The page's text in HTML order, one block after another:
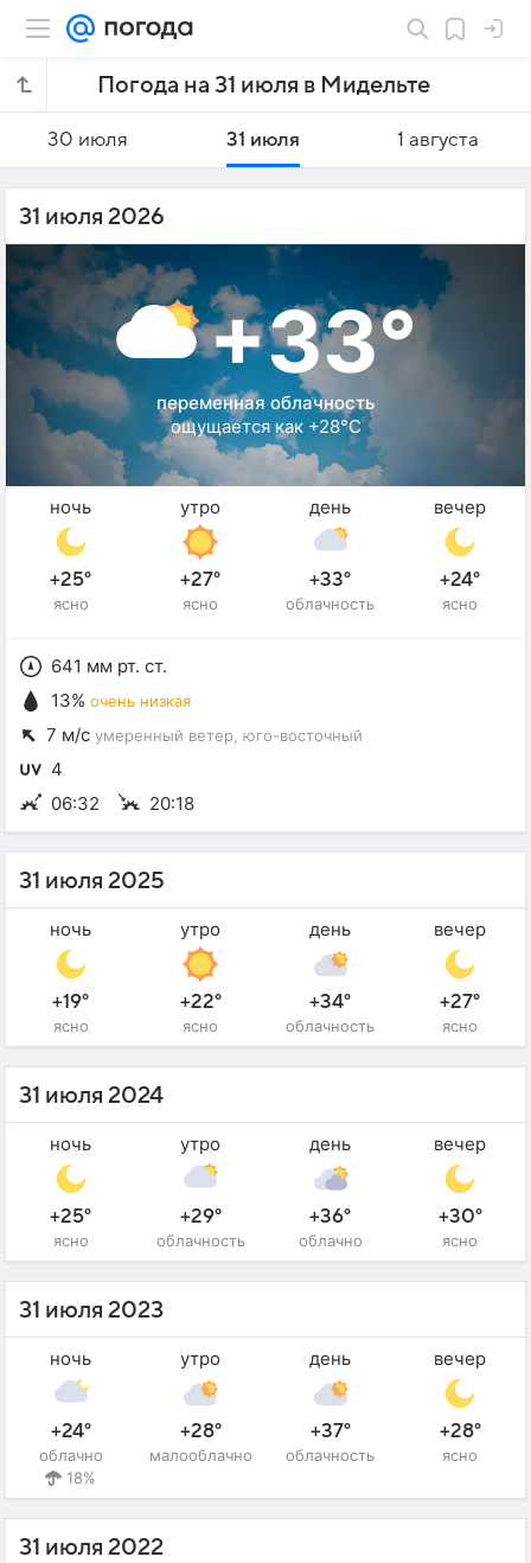
Погода на 31 июля в Мидельте
30 июля 31 июля 1 августа
31 июля 2026
+33°
переменная облачность
ощущается как +28°C
ночь
+25°
ясно
утро
+27°
ясно
день
+33°
облачность
вечер
+24°
ясно
641 мм рт. ст.
13% очень низкая
7 м/с умеренный ветер , юго-восточный
4
06:32
20:18
31 июля 2025
ночь
+19°
ясно
утро
+22°
ясно
день
+34°
облачность
вечер
+27°
ясно
31 июля 2024
ночь
+25°
ясно
утро
+29°
облачность
день
+36°
облачно
вечер
+30°
ясно
31 июля 2023
ночь
+24°
облачно
18%
утро
+28°
малооблачно
день
+37°
облачность
вечер
+28°
ясно
31 июля 2022